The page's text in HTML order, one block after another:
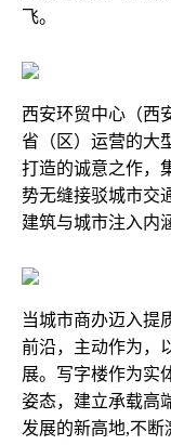
飞。
西安环贸中心（西
省（区）运营的大
打造的诚意之作，
势无缝接驳城市交
建筑与城市注入内
当城市商办迈入提
前沿，主动作为，
展。写字楼作为实
姿态，建立承载高
发展的新高地,不断